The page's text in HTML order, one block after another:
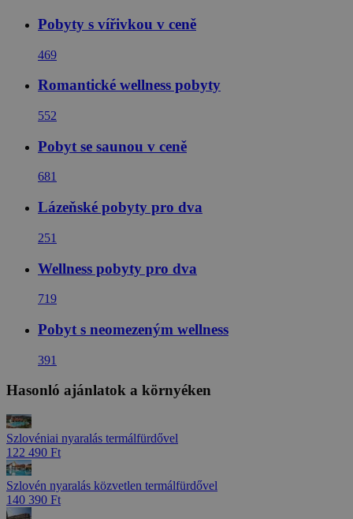
Pobyty s vířivkou v ceně
469
Romantické wellness pobyty
552
Pobyt se saunou v ceně
681
Lázeňské pobyty pro dva
251
Wellness pobyty pro dva
719
Pobyt s neomezeným wellness
391
Hasonló ajánlatok a környéken
Szlovéniai nyaralás termálfürdővel
122 490 Ft
Szlovén nyaralás közvetlen termálfürdővel
140 390 Ft